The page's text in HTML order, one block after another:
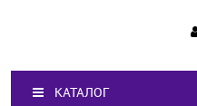
КАТАЛОГ